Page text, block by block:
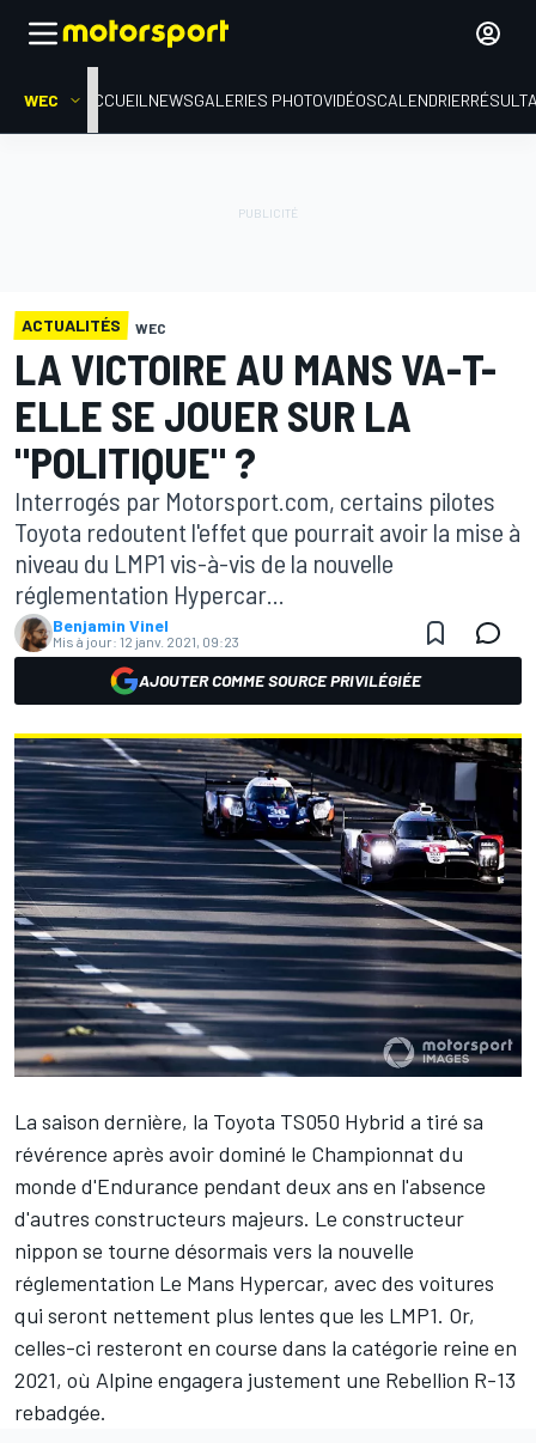
WEC ACCUEIL NEWSGALERIES PHOTOVIDÉOSCALENDRIER
ACTUALITÉS WEC
LA VICTOIRE AU MANS VA-T-
ELLE SE JOUER SUR LA
"POLITIQUE" ?
Interrogés par Motorsport.com, certains pilotes
Toyota redoutent l'effet que pourrait avoir la mise à
niveau du LMP1 vis-à-vis de la nouvelle
réglementation Hypercar...
Benjamin Vinel
Mis à jour: 12 janv. 2021, 09:23
AJOUTER COMME SOURCE PRIVILÉGIÉE
La saison dernière, la Toyota TS050 Hybrid a tiré sa
révérence après avoir dominé le Championnat du
monde d'Endurance pendant deux ans en l'absence
d'autres constructeurs majeurs. Le constructeur
nippon se tourne désormais vers la nouvelle
réglementation Le Mans Hypercar, avec des voitures
qui seront nettement plus lentes que les LMP1. Or,
celles-ci resteront en course dans la catégorie reine en
2021, où Alpine engagera justement une Rebellion R-13
rebadgée.